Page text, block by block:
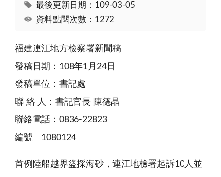
最後更新日期：109-03-05
資料點閱次數：1272
福建連江地方檢察署新聞稿
發稿日期：108年1月24日
發稿單位：書記處
聯 絡 人：書記官長 陳德晶
聯絡電話：0836-22823
編號：1080124
首例陸船越界盜採海砂，連江地檢署起訴10人並